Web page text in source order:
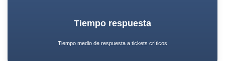
Tiempo respuesta
Tiempo medio de respuesta a tickets críticos